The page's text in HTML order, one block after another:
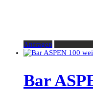
Anfragen
Bar